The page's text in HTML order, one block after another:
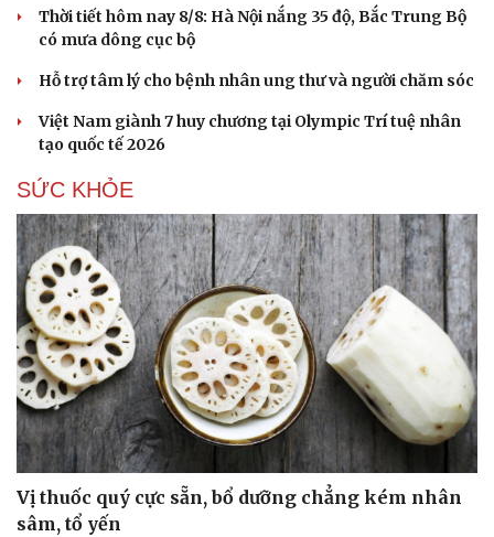
Thời tiết hôm nay 8/8: Hà Nội nắng 35 độ, Bắc Trung Bộ
có mưa dông cục bộ
Hỗ trợ tâm lý cho bệnh nhân ung thư và người chăm sóc
Việt Nam giành 7 huy chương tại Olympic Trí tuệ nhân
tạo quốc tế 2026
SỨC KHỎE
Vị thuốc quý cực sẵn, bổ dưỡng chẳng kém nhân
sâm, tổ yến